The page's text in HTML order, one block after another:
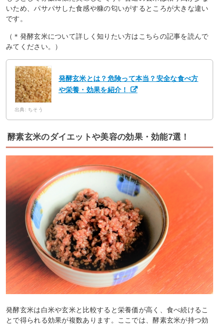
いため、パサパサした食感や糠の匂いがするところが大きな違い
です。
（＊発酵玄米について詳しく知りたい方はこちらの記事を読んで
みてください。）
発酵玄米とは？危険って本当？安全な食べ方
や栄養・効果を紹介！
出典: ちそう
酵素玄米のダイエットや美容の効果・効能7選！
発酵玄米は白米や玄米と比較すると栄養価が高く、食べ続けるこ
とで得られる効果が複数あります。ここでは、酵素玄米が持つ効